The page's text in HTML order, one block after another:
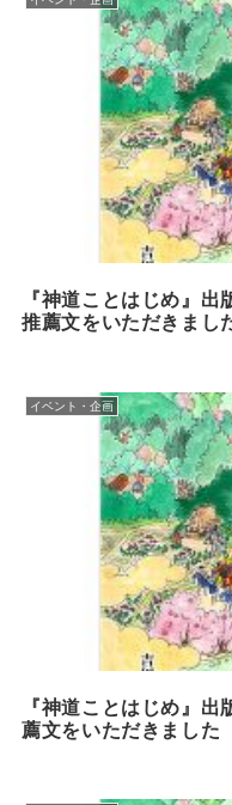
『神道ことはじめ』
推薦文をいただきまし
イベント・企画
『神道ことはじめ』
薦文をいただきました